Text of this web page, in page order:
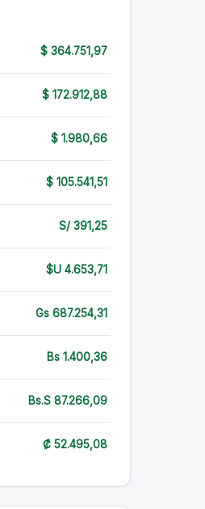
$ 364.751,97
$ 172.912,88
$ 1.980,66
$ 105.541,51
S/ 391,25
$U 4.653,71
Gs 687.254,31
Bs 1.400,36
Bs.S 87.266,09
₡ 52.495,08